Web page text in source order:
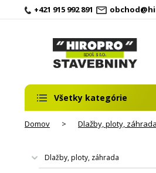
+421 915 992 891
Všetky kategórie
Domov > Dlažby, ploty, záhrada
Dlažby, ploty, záhrada